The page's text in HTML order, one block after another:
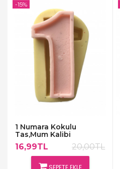
1 Numara Kokulu
Tas,Mum Kalibi
16,99TL 20,00TL
SEPETE EKLE
-15%